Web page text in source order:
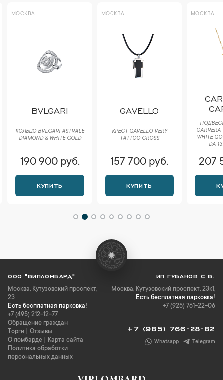
МОСКВА
BVLGARI
КОЛЬЦО BVLGARI ASTRALE
DIAMOND & WHITE GOLD
190 900 руб.
КУПИТЬ
МОСКВА
GAVELLO
КРЕСТ GAVELLO VERY
TATTOO CROSS
157 700 руб.
КУПИТЬ
МОСКВА
CARRERA
WHITE
DA
207
ООО "ВИПЛОМБАРД"
Москва, Кутузовский проспект,
23
Есть бесплатная парковка!
+7 (495) 212-12-77
Обращение граждан
Торги
Отзывы
О ломбарде
Карта сайта
Политика обработки
персональных данных
ИП ГУБАНОВ С.В.
Москва, Кутузовский проспект, 23к1,
Есть бесплатная парковка!
+7 (925) 761-22-06
+7 (985) 766-28-82
Whatsapp Telegram